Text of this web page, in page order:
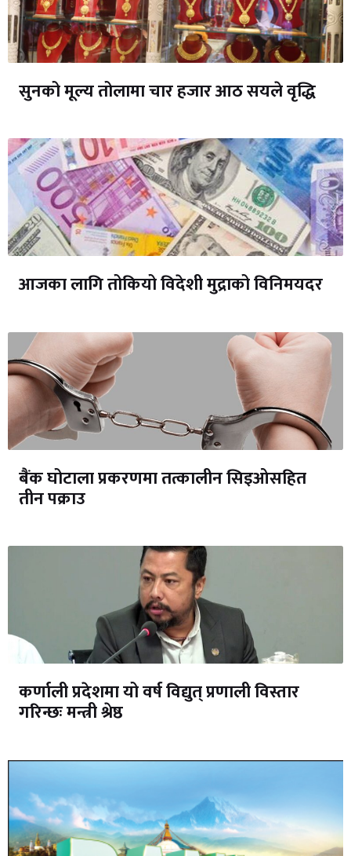
सुनको मूल्य तोलामा चार हजार आठ सयले वृद्धि
आजका लागि तोकियो विदेशी मुद्राको विनिमयदर
बैंक घोटाला प्रकरणमा तत्कालीन सिइओसहित
तीन पक्राउ
कर्णाली प्रदेशमा यो वर्ष विद्युत् प्रणाली विस्तार
गरिन्छः मन्त्री श्रेष्ठ